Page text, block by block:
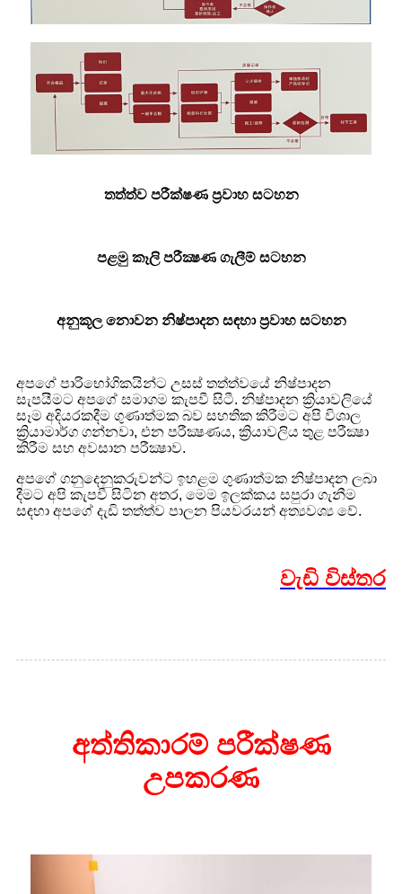
තත්ත්ව පරීක්ෂණ ප්‍රවාහ සටහන
පළමු කෑලි පරීක්‍ෂණ ගැලීම් සටහන
අනුකූල නොවන නිෂ්පාදන සඳහා ප්‍රවාහ සටහන
අපගේ පාරිභෝගිකයින්ට උසස් තත්ත්වයේ නිෂ්පාදන
සැපයීමට අපගේ සමාගම කැපවී සිටී. නිෂ්පාදන ක්‍රියාවලියේ
සෑම අදියරකදීම ගුණාත්මක බව සහතික කිරීමට අපි විශාල
ක්‍රියාමාර්ග ගන්නවා, එන පරීක්‍ෂණය, ක්‍රියාවලිය තුළ පරීක්‍ෂා
කිරීම සහ අවසාන පරීක්‍ෂාව.
අපගේ ගනුදෙනුකරුවන්ට ඉහළම ගුණාත්මක නිෂ්පාදන ලබා
දීමට අපි කැපවී සිටින අතර, මෙම ඉලක්කය සපුරා ගැනීම
සඳහා අපගේ දැඩි තත්ත්ව පාලන පියවරයන් අත්‍යවශ්‍ය වේ.
වැඩි විස්තර
අත්තිකාරම් පරීක්ෂණ
උපකරණ